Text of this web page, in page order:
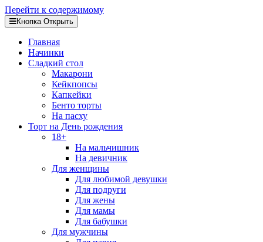
Перейти к содержимому
Кнопка Открыть
Главная
Начинки
Сладкий стол
Макарони
Кейкпопсы
Капкейки
Бенто торты
На пасху
Торт на День рождения
18+
На мальчишник
На девичник
Для женщины
Для любимой девушки
Для подруги
Для жены
Для мамы
Для бабушки
Для мужчины